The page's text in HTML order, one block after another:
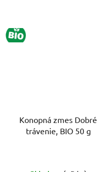
BIO
Konopná zmes Dobré
trávenie, BIO 50 g